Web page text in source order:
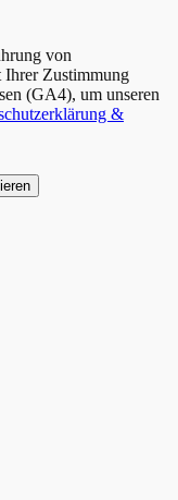
von
Ihrer Zustimmung
(GA4), um unseren
&